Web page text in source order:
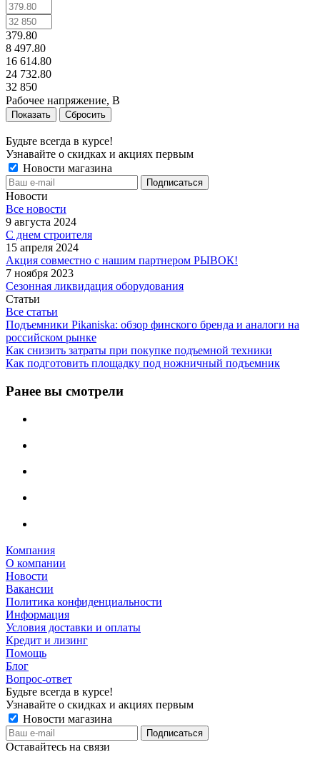
379.80
8 497.80
16 614.80
24 732.80
32 850
Рабочее напряжение, В
Сбросить
Будьте всегда в курсе!
Узнавайте о скидках и акциях первым
Новости магазина
Новости
Все новости
9 августа 2024
С днем строителя
15 апреля 2024
Акция совместно с нашим партнером РЫВОК!
7 ноября 2023
Сезонная ликвидация оборудования
Статьи
Все статьи
Подъемники Pikaniska: обзор финского бренда и аналоги на
российском рынке
Как снизить затраты при покупке подъемной техники
Как подготовить площадку под ножничный подъемник
Ранее вы смотрели
Компания
О компании
Новости
Вакансии
Политика конфиденциальности
Информация
Условия доставки и оплаты
Кредит и лизинг
Помощь
Блог
Вопрос-ответ
Будьте всегда в курсе!
Узнавайте о скидках и акциях первым
Новости магазина
Оставайтесь на связи